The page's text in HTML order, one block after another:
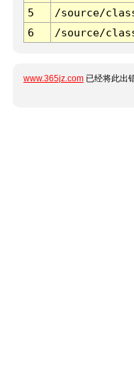
5
/source/
6
/source/
www.365jz.com 已经将此出